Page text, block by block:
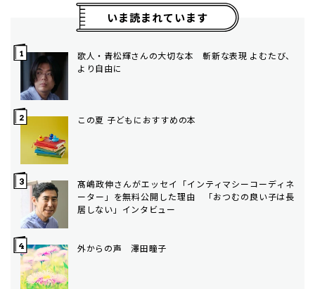
いま読まれています
歌人・青松輝さんの大切な本 斬新な表現 よむたび、
より自由に
この夏 子どもにおすすめの本
髙嶋政伸さんがエッセイ「インティマシーコーディネ
ーター」を無料公開した理由 「おつむの良い子は長
居しない」インタビュー
外からの声 澤田瞳子